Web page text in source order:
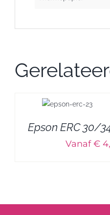
Epson ERC 30/
Vanaf €